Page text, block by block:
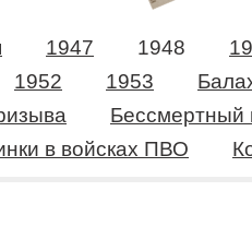
1947 1948
1952 1953
Бессмертный
в войсках ПВО